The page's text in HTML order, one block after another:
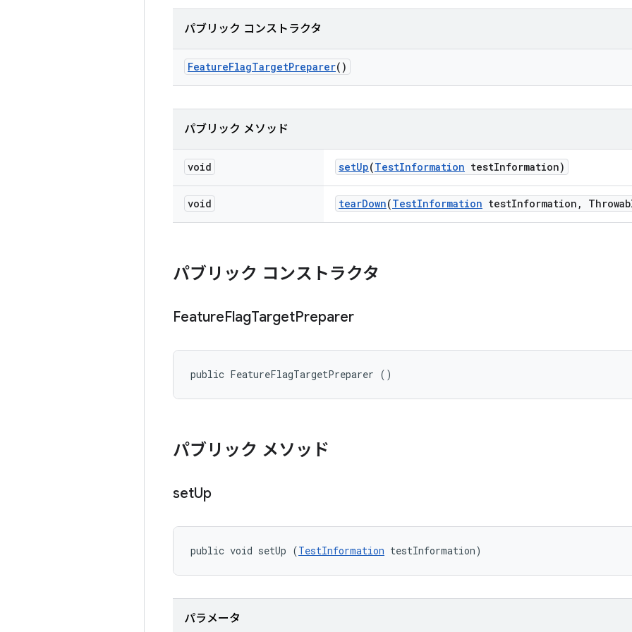
パブリック コンストラクタ
FeatureFlagTargetPreparer()
パブリック メソッド
void setUp(TestInformation testInformation)
void tearDown(TestInformation testInformation ,
パブリック コンストラクタ
FeatureFlagTargetPreparer
public FeatureFlagTargetPreparer ()
パブリック メソッド
setUp
public void setUp (TestInformation testInformation)
パラメータ